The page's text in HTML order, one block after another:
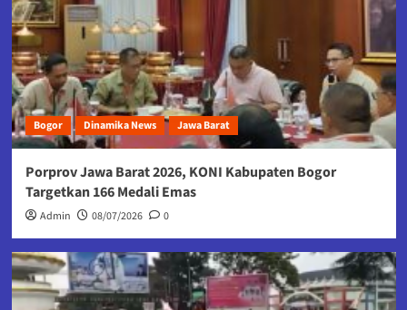
Bogor Dinamika News Jawa Barat
Porprov Jawa Barat 2026, KONI Kabupaten Bogor
Targetkan 166 Medali Emas
Admin 08/07/2026 0